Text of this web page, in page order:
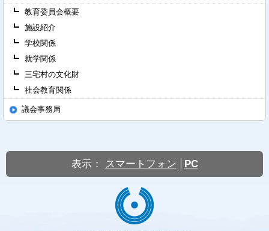
教育委員会概要
施設紹介
学校関係
就学関係
三宅村の文化財
社会教育関係
議会事務局
表示： スマートフォン PC